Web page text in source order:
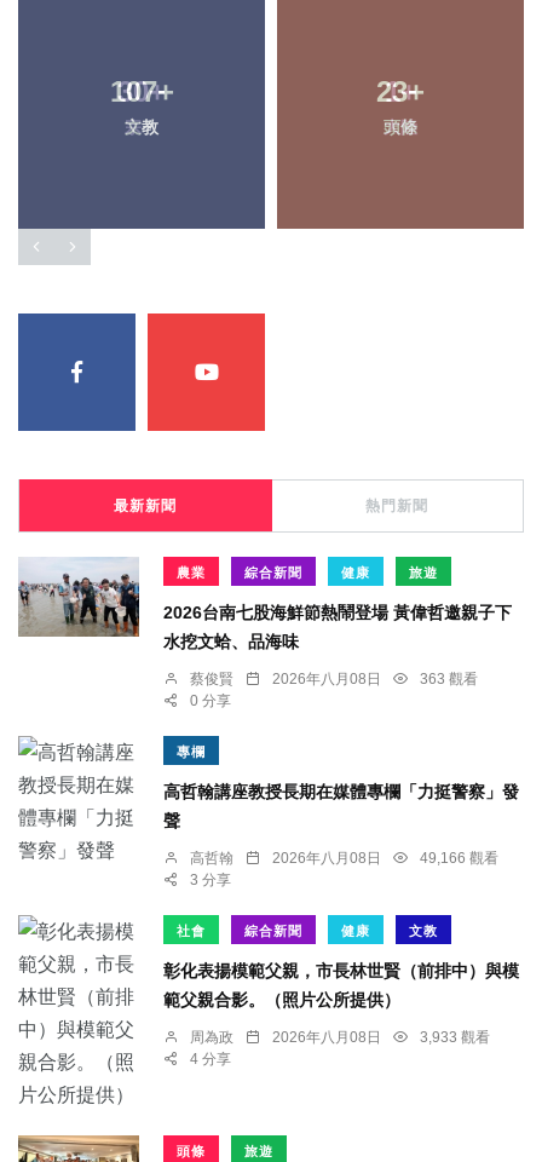
107+
文教
23+
頭條
30+
宗教
1+
大陸
最新新聞 熱門新聞
農業 綜合新聞 健康 旅遊
2026台南七股海鮮節熱鬧登場 黃偉哲邀親子下
水挖文蛤、品海味
蔡俊賢 2026年八月08日
363 觀看
0 分享
專欄
高哲翰講座教授長期在媒體專欄「力挺警察」發
聲
高哲翰 2026年八月08日
49,166 觀看
3 分享
社會 綜合新聞 健康 文教
彰化表揚模範父親，市長林世賢（前排中）與模
範父親合影。（照片公所提供）
周為政 2026年八月08日
3,933 觀看
4 分享
頭條 旅遊